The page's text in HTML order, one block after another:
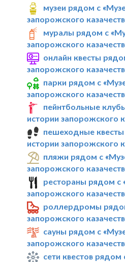
музеи рядом с
запорожского
муралы рядом с
запорожского
онлайн квесты
запорожского
парки рядом с
запорожского
пейнтбольные
истории запорожского
пешеходные
истории запорожского
пляжи рядом с
запорожского
рестораны рядом с
запорожского
роллердромы
запорожского
сауны рядом с
запорожского
сети квестов рядом